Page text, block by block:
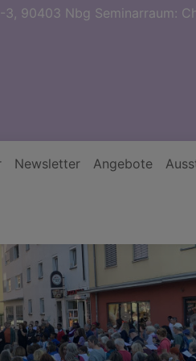
3, 90403 Nbg Seminarraum:
Newsletter Angebote